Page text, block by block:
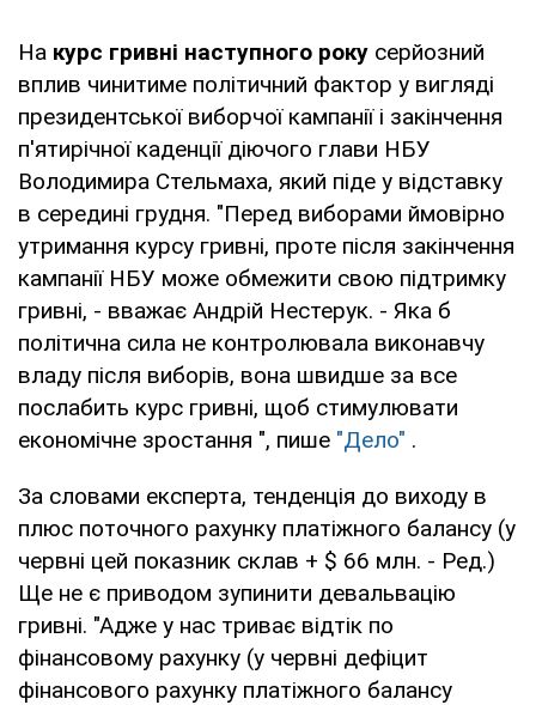
На курс гривні наступного року серйозний
вплив чинитиме політичний фактор у вигляді
президентської виборчої кампанії і закінчення
п'ятирічної каденції діючого глави НБУ
Володимира Стельмаха, який піде у відставку
в середині грудня. "Перед виборами ймовірно
утримання курсу гривні, проте після закінчення
кампанії НБУ може обмежити свою підтримку
гривні, - вважає Андрій Нестерук. - Яка б
політична сила не контролювала виконавчу
владу після виборів, вона швидше за все
послабить курс гривні, щоб стимулювати
економічне зростання ", пише "Дело" .
За словами експерта, тенденція до виходу в
плюс поточного рахунку платіжного балансу (у
червні цей показник склав + $ 66 млн. - Ред.)
Ще не є приводом зупинити девальвацію
гривні. "Адже у нас триває відтік по
фінансовому рахунку (у червні дефіцит
фінансового рахунку платіжного балансу